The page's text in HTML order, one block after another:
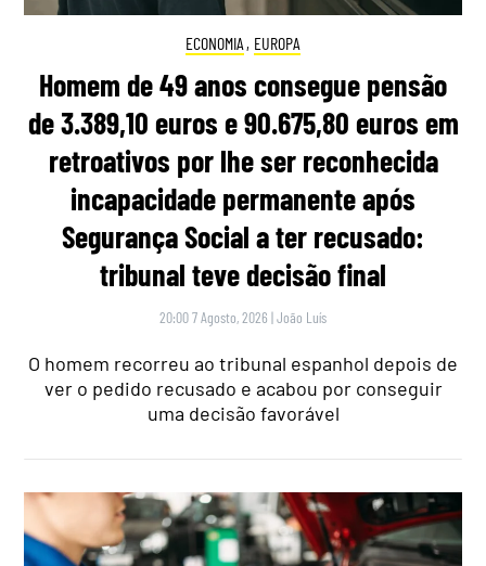
ECONOMIA , EUROPA
Homem de 49 anos consegue pensão
de 3.389,10 euros e 90.675,80 euros em
retroativos por lhe ser reconhecida
incapacidade permanente após
Segurança Social a ter recusado:
tribunal teve decisão final
20:00 7 Agosto, 2026 |João Luís
O homem recorreu ao tribunal espanhol depois de
ver o pedido recusado e acabou por conseguir
uma decisão favorável